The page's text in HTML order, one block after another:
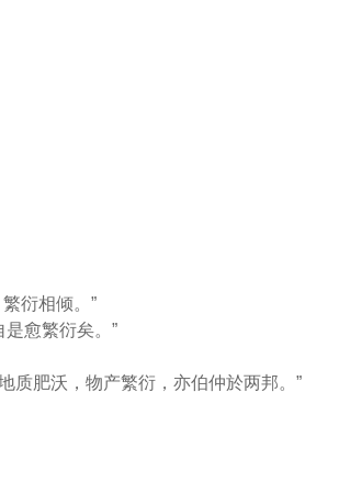
衍相倾。”
愈繁衍矣。”
质肥沃，物产繁衍，亦伯仲於两邦。”